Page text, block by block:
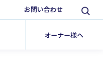
オーナー様へ
お問い合わせ